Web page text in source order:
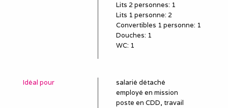
Lits 2 personnes: 1
Lits 1 personne: 2
Convertibles 1 personne: 1
Douches: 1
WC: 1
Idéal pour
salarié détaché
employé en mission
poste en CDD, travail